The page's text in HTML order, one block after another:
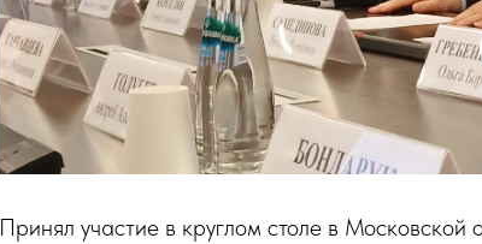
Принял участие в круглом столе в